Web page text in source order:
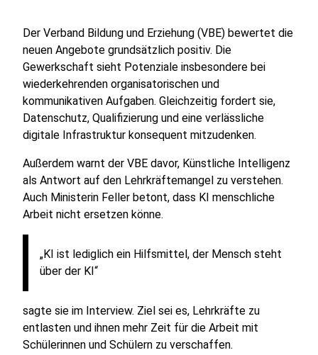
Der Verband Bildung und Erziehung (VBE) bewertet die
neuen Angebote grundsätzlich positiv. Die
Gewerkschaft sieht Potenziale insbesondere bei
wiederkehrenden organisatorischen und
kommunikativen Aufgaben. Gleichzeitig fordert sie,
Datenschutz, Qualifizierung und eine verlässliche
digitale Infrastruktur konsequent mitzudenken.
Außerdem warnt der VBE davor, Künstliche Intelligenz
als Antwort auf den Lehrkräftemangel zu verstehen.
Auch Ministerin Feller betont, dass KI menschliche
Arbeit nicht ersetzen könne.
„KI ist lediglich ein Hilfsmittel, der Mensch steht
über der KI“
sagte sie im Interview. Ziel sei es, Lehrkräfte zu
entlasten und ihnen mehr Zeit für die Arbeit mit
Schülerinnen und Schülern zu verschaffen.